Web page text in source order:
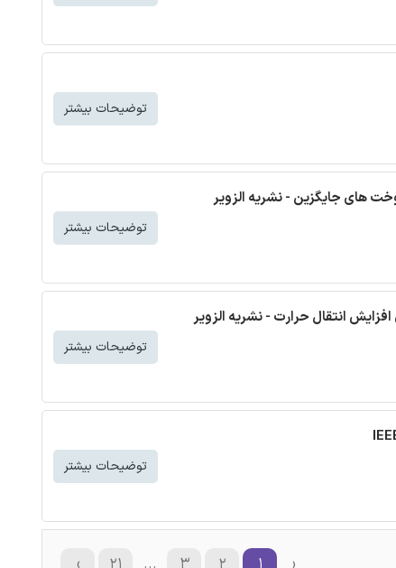
توضیحات بیشتر
های جایگزین - نشریه الزویر
توضیحات بیشتر
انتقال حرارت - نشریه الزویر
توضیحات بیشتر
توضیحات بیشتر